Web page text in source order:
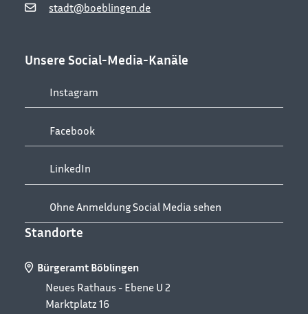
stadt@boeblingen.de
Unsere Social-Media-Kanäle
Instagram
Facebook
LinkedIn
Ohne Anmeldung Social Media sehen
Standorte
Bürgeramt Böblingen
Neues Rathaus - Ebene U 2
Marktplatz 16